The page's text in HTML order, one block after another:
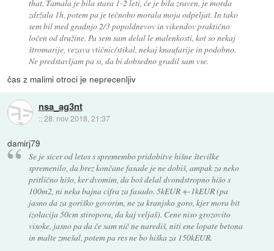
that. Tamala je bila stara 1-2 leti, če je bila zraven, je morda
zdržala 1h, potem pa je tečnobo morala moja odpeljat. In tako
sem bil med gradnjo 2/3 popoldnevov in vikendov praktično
ločen od družine. Pa sem sam delal le malenkosti, kot so nekaj
štromarije, vezava vtičnic/stikal, nekaj knaufarije in podobno.
Ne predstavljam pa si, da bi dobsedno gradil sam vse.
čas z malimi otroci je neprecenljiv
nsa_ag3nt
::28. nov 2018, 21:37
damirj79
Se je sicer od letos s spremembo pridobitve hišne številke
spremenilo, da brez končane fasade je ne dobiš, ampak za neko
pritlično hišo, ker dvomim, da boš delal dvondstropno hišo s
100m2, ni neka bajna cifra za fasado. 5kEUR +-1kEUR (pa
jasno da za goriško govorim, ne za kranjsko goro, kjer mora bit
izolacija 50cm stiropora, da kaj veljaš). Cene niso grozovito
visoke, jasno pa da če sam nič ne narediš, niti ene lopate betona
in malte zmešal, potem pa res ne bo hiška za 150kEUR.